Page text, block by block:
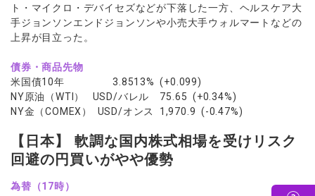
ト・マイクロ・デバイセズなどが下落した一方、ヘルスケア大
手ジョンソンエンドジョンソンや小売大手ウォルマートなどの
上昇が目立った。
債券・商品先物
米国債10年 3.8513% (+0.099)
NY原油（WTI） USD/バレル 75.65 (+0.34%)
NY金（COMEX） USD/オンス 1,970.9 (-0.47%)
【日本】 軟調な国内株式相場を受けリスク
回避の円買いがやや優勢
為替（17時）